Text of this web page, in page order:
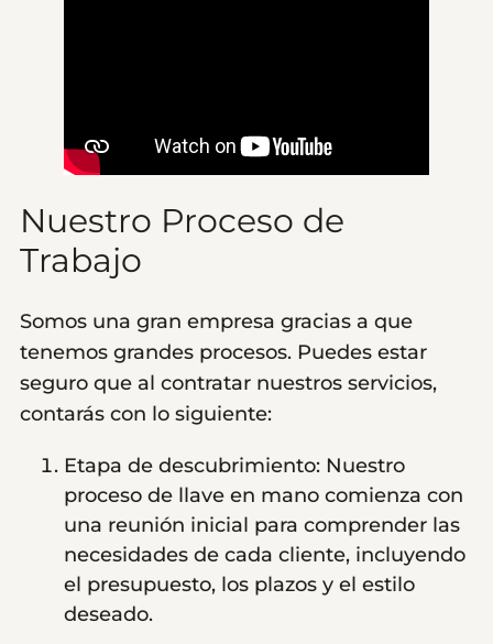
Nuestro Proceso de
Trabajo
Somos una gran empresa gracias a que
tenemos grandes procesos. Puedes estar
seguro que al contratar nuestros servicios,
contarás con lo siguiente:
Etapa de descubrimiento: Nuestro
proceso de llave en mano comienza con
una reunión inicial para comprender las
necesidades de cada cliente, incluyendo
el presupuesto, los plazos y el estilo
deseado.